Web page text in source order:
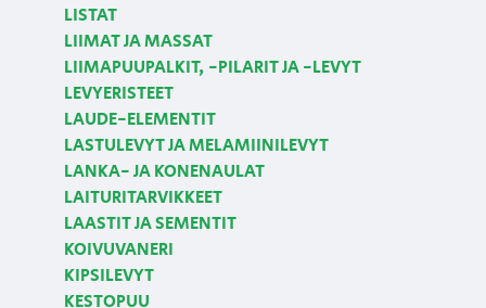
LISTAT
LIIMAT JA MASSAT
LIIMAPUUPALKIT, -PILARIT JA -LEVYT
LEVYERISTEET
LAUDE-ELEMENTIT
LASTULEVYT JA MELAMIINILEVYT
LANKA- JA KONENAULAT
LAITURITARVIKKEET
LAASTIT JA SEMENTIT
KOIVUVANERI
KIPSILEVYT
KESTOPUU